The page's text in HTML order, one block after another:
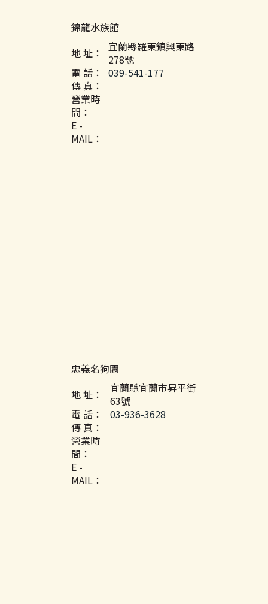
錦龍水族館
地 址：
宜蘭縣羅東鎮興東路
278號
電 話：
039-541-177
傳 真：
營業時
間：
E -
MAIL：
忠義名狗園
地 址：
宜蘭縣宜蘭市昇平街
63號
電 話：
03-936-3628
傳 真：
營業時
間：
E -
MAIL：